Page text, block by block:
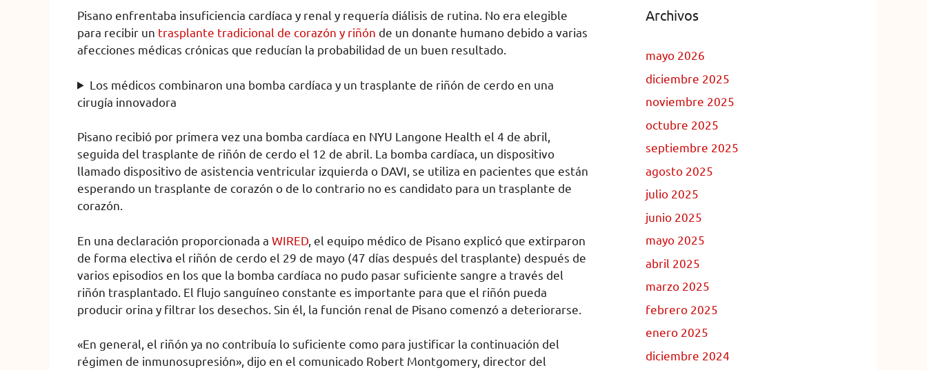
Pisano enfrentaba insuficiencia cardíaca y renal y requería diálisis de rutina. No era elegible
para recibir un trasplante tradicional de corazón y riñón de un donante humano debido a varias
afecciones médicas crónicas que reducían la probabilidad de un buen resultado.
Los médicos combinaron una bomba cardíaca y un trasplante de riñón de cerdo en una
cirugía innovadora
Pisano recibió por primera vez una bomba cardíaca en NYU Langone Health el 4 de abril,
seguida del trasplante de riñón de cerdo el 12 de abril. La bomba cardíaca, un dispositivo
llamado dispositivo de asistencia ventricular izquierda o DAVI, se utiliza en pacientes que están
esperando un trasplante de corazón o de lo contrario no es candidato para un trasplante de
corazón.
En una declaración proporcionada a WIRED, el equipo médico de Pisano explicó que extirparon
de forma electiva el riñón de cerdo el 29 de mayo (47 días después del trasplante) después de
varios episodios en los que la bomba cardíaca no pudo pasar suficiente sangre a través del
riñón trasplantado. El flujo sanguíneo constante es importante para que el riñón pueda
producir orina y filtrar los desechos. Sin él, la función renal de Pisano comenzó a deteriorarse.
«En general, el riñón ya no contribuía lo suficiente como para justificar la continuación del
régimen de inmunosupresión», dijo en el comunicado Robert Montgomery, director del
Archivos
mayo 2026
diciembre 2025
noviembre 2025
octubre 2025
septiembre 2025
agosto 2025
julio 2025
junio 2025
mayo 2025
abril 2025
marzo 2025
febrero 2025
enero 2025
diciembre 2024